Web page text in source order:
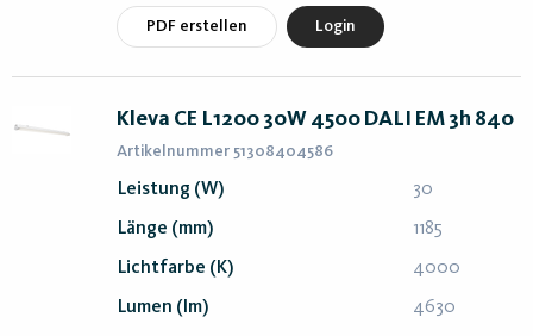
PDF erstellen Login
Kleva CE L1200 30W 4500 DALI EM 3h 840
Artikelnummer 51308404586
Leistung (W) 30
Länge (mm) 1185
Lichtfarbe (K) 4000
Lumen (lm) 4630